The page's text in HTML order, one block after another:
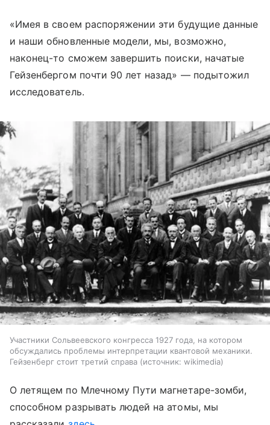
«Имея в своем распоряжении эти будущие данные
и наши обновленные модели, мы, возможно,
наконец-то сможем завершить поиски, начатые
Гейзенбергом почти 90 лет назад» — подытожил
исследователь.
Участники Сольвеевского конгресса 1927 года, на котором
обсуждались проблемы интерпретации квантовой механики.
Гейзенберг стоит третий справа
источник: wikimedia
О летящем по Млечному Пути магнетаре-зомби,
способном разрывать людей на атомы, мы